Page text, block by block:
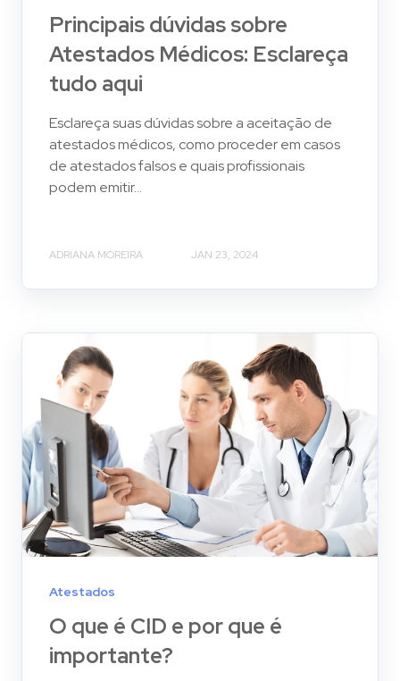
Principais dúvidas sobre
Atestados Médicos: Esclareça
tudo aqui
Esclareça suas dúvidas sobre a aceitação de
atestados médicos, como proceder em casos
de atestados falsos e quais profissionais
podem emitir...
ADRIANA MOREIRA JAN 23, 2024
Atestados
O que é CID e por que é
importante?